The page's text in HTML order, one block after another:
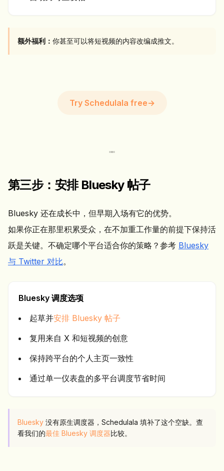
额外福利： 你甚至可以将短视频的内容改编成推文。
Try Schedulala free→
第三步：安排 Bluesky 帖子
Bluesky 还在成长中，但早期入场有它的优势。
如果你正在那里积累受众，在不加重工作量的前提下保持活
跃是关键。不确定哪个平台适合你的策略？参考 Bluesky
与 Twitter 对比。
Bluesky 调度选项
起草并安排 Bluesky 帖子
复用来自 X 和短视频的创意
保持跨平台的个人主页一致性
通过单一仪表盘的多平台调度节省时间
Bluesky 没有原生调度器，Schedulala 填补了这个空缺。查
看我们的最佳 Bluesky 调度器比较。